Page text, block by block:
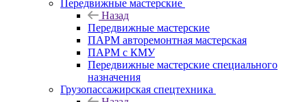
Передвижные мастерские
Назад
Передвижные мастерские
ПАРМ авторемонтная мастерская
ПАРМ с КМУ
Передвижные мастерские специального
назначения
Грузопассажирская спецтехника